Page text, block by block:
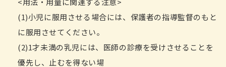
(1)小児に服用させる場合には、保護者の指導監督のもと
に服用させてください。
(2)1才未満の乳児には、医師の診療を受けさせることを
優先し、止むを得ない場